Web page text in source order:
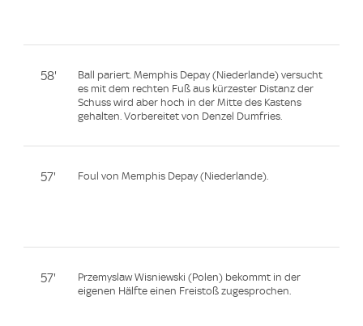
58'
Ball pariert. Memphis Depay (Niederlande) versucht
es mit dem rechten Fuß aus kürzester Distanz der
Schuss wird aber hoch in der Mitte des Kastens
gehalten. Vorbereitet von Denzel Dumfries.
57' Foul von Memphis Depay (Niederlande).
57'
Przemyslaw Wisniewski (Polen) bekommt in der
eigenen Hälfte einen Freistoß zugesprochen.